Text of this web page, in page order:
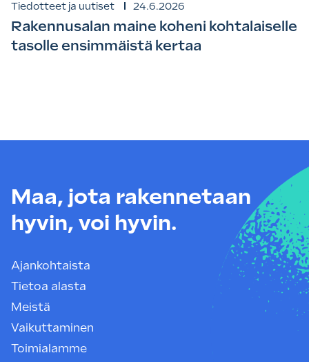
Tiedotteet ja uutiset 24.6.2026
Rakennusalan maine koheni kohtalaiselle
tasolle ensimmäistä kertaa
Maa, jota rakennetaan
hyvin, voi hyvin.
Ajankohtaista
Tietoa alasta
Meistä
Vaikuttaminen
Toimialamme